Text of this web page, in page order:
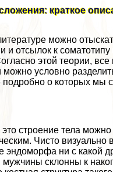
краткое
можно
и отсылок к соматотипу
этой теории,
можно условно
подробно о которых мы
строение тела можно
Чисто визуально
эндоморфа ни с какой
мужчины склонны к